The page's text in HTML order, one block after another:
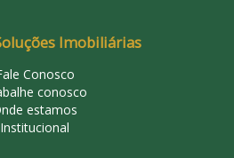
Imobiliárias
Conosco
conosco
estamos
Institucional